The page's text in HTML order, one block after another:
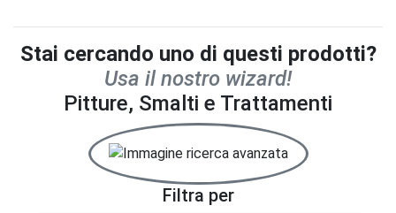
Stai cercando uno di questi prodotti?
Usa il nostro wizard!
Pitture, Smalti e Trattamenti
Filtra per